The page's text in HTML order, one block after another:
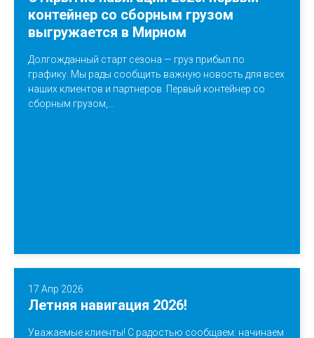
контейнер со сборным грузом
выгружается в Мирном
Долгожданный старт сезона — груз прибыл по
графику. Мы рады сообщить важную новость для всех
наших клиентов и партнеров. Первый контейнер со
сборным грузом,...
17 Апр 2026
Летняя навигация 2026!
Уважаемые клиенты! С радостью сообщаем: начинаем